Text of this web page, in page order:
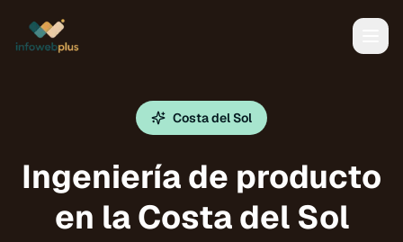
Costa del Sol
Ingeniería de producto
en la Costa del Sol